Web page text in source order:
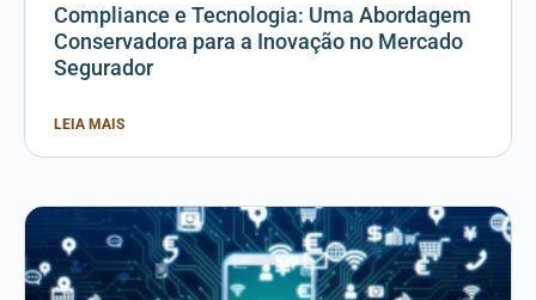
Compliance e Tecnologia: Uma Abordagem
Conservadora para a Inovação no Mercado
Segurador
LEIA MAIS